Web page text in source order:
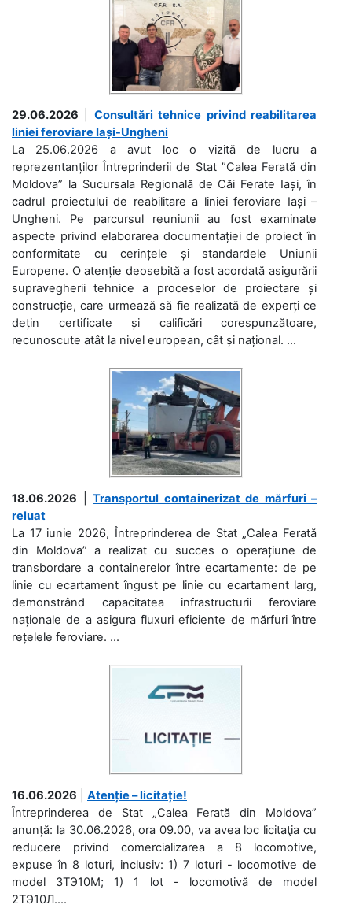
29.06.2026
Consultări tehnice privind reabilitarea
liniei feroviare Iași-Ungheni
La 25.06.2026 a avut loc o vizită de lucru a
reprezentanților Întreprinderii de Stat ”Calea Ferată din
Moldova” la Sucursala Regională de Căi Ferate Iași, în
cadrul proiectului de reabilitare a liniei feroviare Iași –
Ungheni. Pe parcursul reuniunii au fost examinate
aspecte privind elaborarea documentației de proiect în
conformitate cu cerințele și standardele Uniunii
Europene. O atenție deosebită a fost acordată asigurării
supravegherii tehnice a proceselor de proiectare și
construcție, care urmează să fie realizată de experți ce
dețin certificate și calificări corespunzătoare,
recunoscute atât la nivel european, cât și național. ...
18.06.2026
Transportul containerizat de mărfuri –
reluat
La 17 iunie 2026, Întreprinderea de Stat „Calea Ferată
din Moldova” a realizat cu succes o operațiune de
transbordare a containerelor între ecartamente: de pe
linie cu ecartament îngust pe linie cu ecartament larg,
demonstrând capacitatea infrastructurii feroviare
naționale de a asigura fluxuri eficiente de mărfuri între
rețelele feroviare. ...
16.06.2026
Atenție – licitație!
Întreprinderea de Stat „Calea Ferată din Moldova”
anunță: la 30.06.2026, ora 09.00, va avea loc licitaţia cu
reducere privind comercializarea a 8 locomotive,
expuse în 8 loturi, inclusiv: 1) 7 loturi - locomotive de
model 3ТЭ10М; 1) 1 lot - locomotivă de model
2ТЭ10Л....